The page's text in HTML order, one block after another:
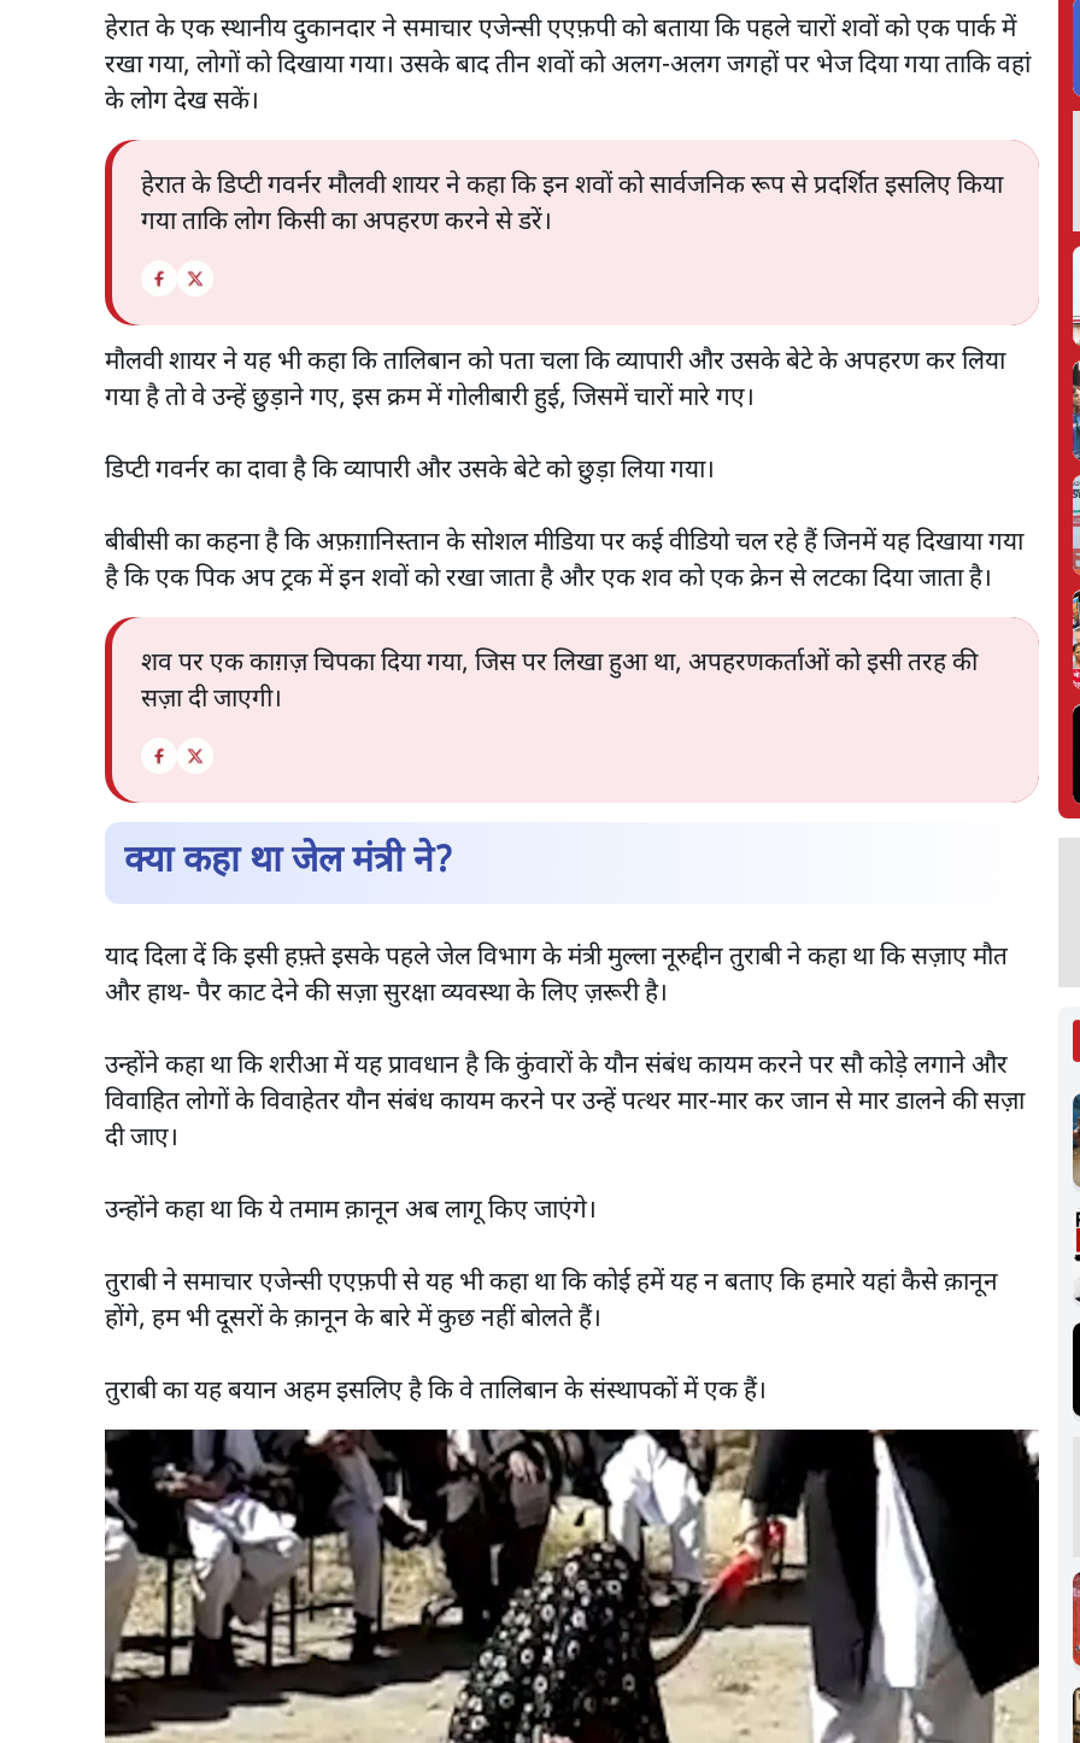
हेरात के एक स्थानीय दुकानदार ने समाचार एजेन्सी एएफ़पी को बताया कि पहले चारों शवों को एक पार्क में
रखा गया, लोगों को दिखाया गया। उसके बाद तीन शवों को अलग-अलग जगहों पर भेज दिया गया ताकि वहां
के लोग देख सकें।
हेरात के डिप्टी गवर्नर मौलवी शायर ने कहा कि इन शवों को सार्वजनिक रूप से प्रदर्शित इसलिए किया
गया ताकि लोग किसी का अपहरण करने से डरें।
मौलवी शायर ने यह भी कहा कि तालिबान को पता चला कि व्यापारी और उसके बेटे के अपहरण कर लिया
गया है तो वे उन्हें छुड़ाने गए, इस क्रम में गोलीबारी हुई, जिसमें चारों मारे गए।
डिप्टी गवर्नर का दावा है कि व्यापारी और उसके बेटे को छुड़ा लिया गया।
बीबीसी का कहना है कि अफ़ग़ानिस्तान के सोशल मीडिया पर कई वीडियो चल रहे हैं जिनमें यह दिखाया गया
है कि एक पिक अप ट्रक में इन शवों को रखा जाता है और एक शव को एक क्रेन से लटका दिया जाता है।
शव पर एक काग़ज़ चिपका दिया गया, जिस पर लिखा हुआ था, अपहरणकर्ताओं को इसी तरह की
सज़ा दी जाएगी।
क्या कहा था जेल मंत्री ने?
याद दिला दें कि इसी हफ़्ते इसके पहले जेल विभाग के मंत्री मुल्ला नूरुद्दीन तुराबी ने कहा था कि सज़ाए मौत
और हाथ- पैर काट देने की सज़ा सुरक्षा व्यवस्था के लिए ज़रूरी है।
उन्होंने कहा था कि शरीआ में यह प्रावधान है कि कुंवारों के यौन संबंध कायम करने पर सौ कोड़े लगाने और
विवाहित लोगों के विवाहेतर यौन संबंध कायम करने पर उन्हें पत्थर मार-मार कर जान से मार डालने की सज़ा
दी जाए।
उन्होंने कहा था कि ये तमाम क़ानून अब लागू किए जाएंगे।
तुराबी ने समाचार एजेन्सी एएफ़पी से यह भी कहा था कि कोई हमें यह न बताए कि हमारे यहां कैसे क़ानून
होंगे, हम भी दूसरों के क़ानून के बारे में कुछ नहीं बोलते हैं।
तुराबी का यह बयान अहम इसलिए है कि वे तालिबान के संस्थापकों में एक हैं।